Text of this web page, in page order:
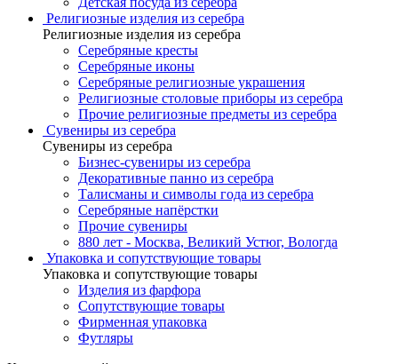
Религиозные изделия из серебра
Религиозные изделия из серебра
Серебряные кресты
Серебряные иконы
Серебряные религиозные украшения
Религиозные столовые приборы из серебра
Прочие религиозные предметы из серебра
Сувениры из серебра
Сувениры из серебра
Бизнес-сувениры из серебра
Декоративные панно из серебра
Талисманы и символы года из серебра
Серебряные напёрстки
Прочие сувениры
880 лет - Москва, Великий Устюг, Вологда
Упаковка и сопутствующие товары
Упаковка и сопутствующие товары
Изделия из фарфора
Сопутствующие товары
Фирменная упаковка
Футляры